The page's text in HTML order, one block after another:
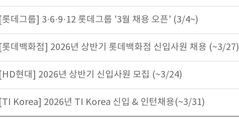
[롯데그룹] 3·6·9·12 롯데그룹 '3월 채용 오픈' (3/4~)
[롯데백화점] 2026년 상반기 롯데백화점 신입사원 채용 (~3/27)
[HD현대] 2026년 상반기 신입사원 모집 (~3/24)
[TI Korea] 2026년 TI Korea 신입 & 인턴채용(~3/31)